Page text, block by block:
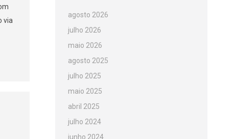
via
agosto 2026
julho 2026
maio 2026
agosto 2025
julho 2025
maio 2025
abril 2025
julho 2024
junho 2024